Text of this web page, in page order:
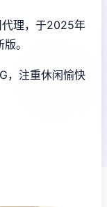
代理，于2025年
。
，注重休闲愉快